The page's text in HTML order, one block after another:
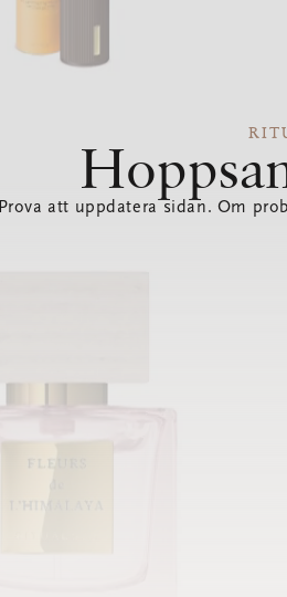
Prova att uppdatera sidan. Om